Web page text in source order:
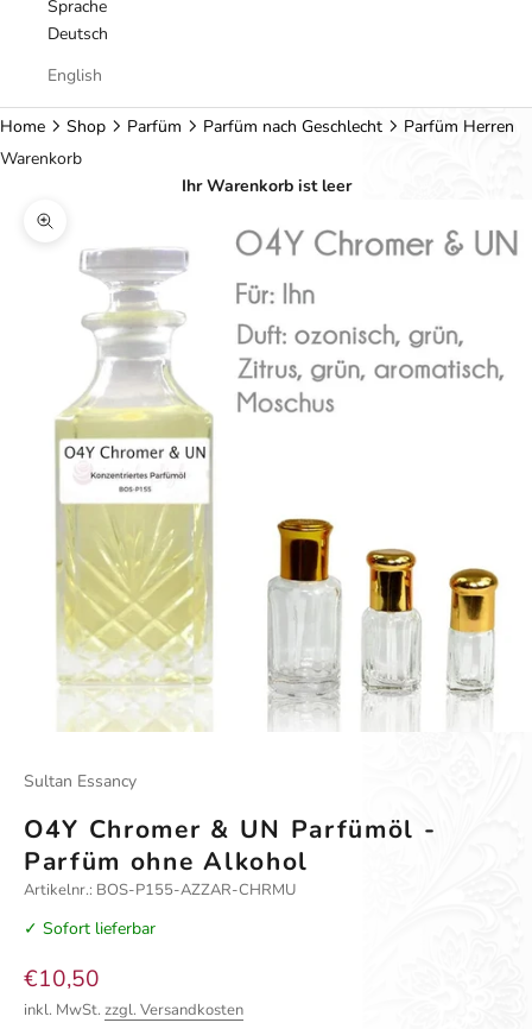
Sprache
Deutsch
English
Home Shop Parfüm Parfüm nach Geschlecht
Parfüm Herren
Warenkorb
Ihr Warenkorb ist leer
Bild vergrößern
Sultan Essancy
O4Y Chromer & UN Parfümöl -
Parfüm ohne Alkohol
Artikelnr.: BOS-P155-AZZAR-CHRMU
✓ Sofort lieferbar
Angebot
€10,50
inkl. MwSt. zzgl. Versandkosten